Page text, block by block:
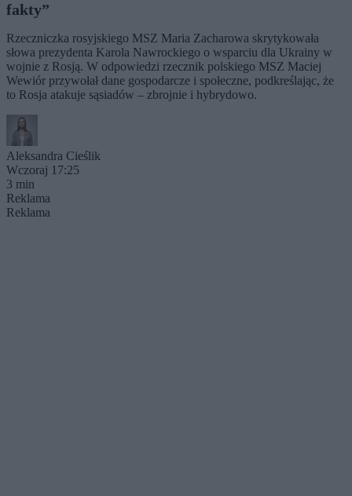
fakty”
Rzeczniczka rosyjskiego MSZ Maria Zacharowa skrytykowała
słowa prezydenta Karola Nawrockiego o wsparciu dla Ukrainy w
wojnie z Rosją. W odpowiedzi rzecznik polskiego MSZ Maciej
Wewiór przywołał dane gospodarcze i społeczne, podkreślając, że
to Rosja atakuje sąsiadów – zbrojnie i hybrydowo.
Aleksandra Cieślik
Wczoraj 17:25
3 min
Reklama
Reklama